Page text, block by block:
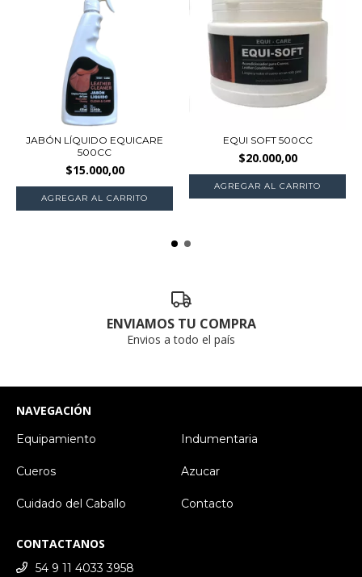
JABÓN LÍQUIDO EQUICARE
500CC
$15.000,00
EQUI SOFT 500CC
$20.000,00
ENVIAMOS TU COMPRA
Envios a todo el país
NAVEGACIÓN
Equipamiento Indumentaria
Cueros Azucar
Cuidado del Caballo Contacto
CONTACTANOS
54 9 11 4033 3958